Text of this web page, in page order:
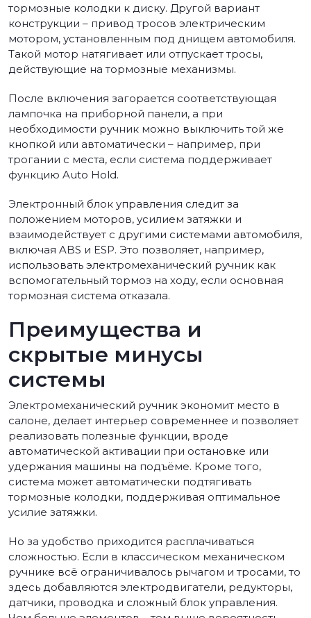
тормозные колодки к диску. Другой вариант
конструкции – привод тросов электрическим
мотором, установленным под днищем автомобиля.
Такой мотор натягивает или отпускает тросы,
действующие на тормозные механизмы.
После включения загорается соответствующая
лампочка на приборной панели, а при
необходимости ручник можно выключить той же
кнопкой или автоматически – например, при
трогании с места, если система поддерживает
функцию Auto Hold.
Электронный блок управления следит за
положением моторов, усилием затяжки и
взаимодействует с другими системами автомобиля,
включая ABS и ESP. Это позволяет, например,
использовать электромеханический ручник как
вспомогательный тормоз на ходу, если основная
тормозная система отказала.
Преимущества и
скрытые минусы
системы
Электромеханический ручник экономит место в
салоне, делает интерьер современнее и позволяет
реализовать полезные функции, вроде
автоматической активации при остановке или
удержания машины на подъёме. Кроме того,
система может автоматически подтягивать
тормозные колодки, поддерживая оптимальное
усилие затяжки.
Но за удобство приходится расплачиваться
сложностью. Если в классическом механическом
ручнике всё ограничивалось рычагом и тросами, то
здесь добавляются электродвигатели, редукторы,
датчики, проводка и сложный блок управления.